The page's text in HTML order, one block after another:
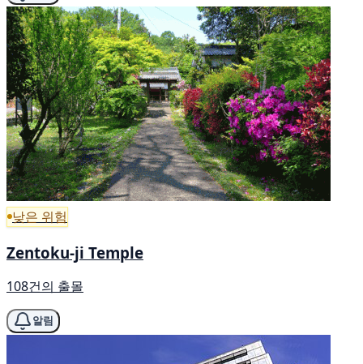
낮은 위험
Zentoku-ji Temple
108건의 출몰
알림